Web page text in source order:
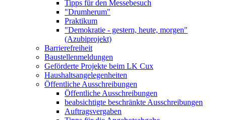
Tipps für den Messebesuch
"Drumherum"
Praktikum
"Demokratie - gestern, heute, morgen"
(Azubiprojekt)
Barrierefreiheit
Baustellenmeldungen
Geförderte Projekte beim LK Cux
Haushaltsangelegenheiten
Öffentliche Ausschreibungen
Öffentliche Ausschreibungen
beabsichtigte beschränkte Ausschreibungen
Auftragsvergaben